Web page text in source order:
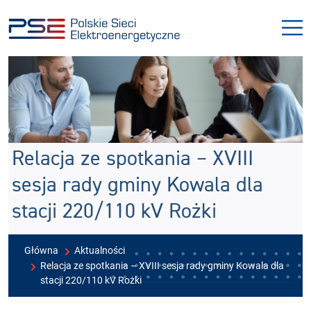
do
menu
do
treści
Relacja ze spotkania – XVIII
sesja rady gminy Kowala dla
stacji 220/110 kV Rożki
Główna
Aktualności
Relacja ze spotkania – XVIII sesja rady gminy Kowala dla
stacji 220/110 kV Rożki